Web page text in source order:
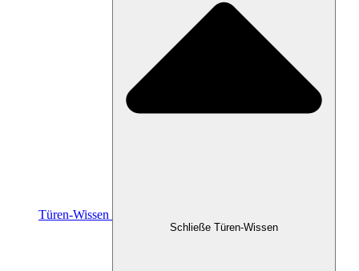
Türen-Wissen
Schließe Türen-Wissen